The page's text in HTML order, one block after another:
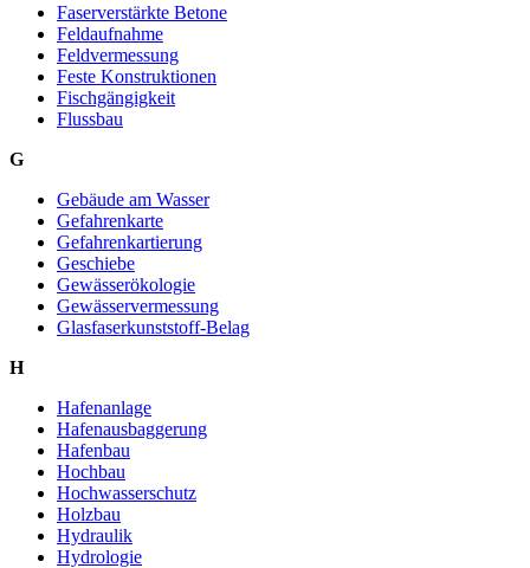
Faserverstärkte Betone
Feldaufnahme
Feldvermessung
Feste Konstruktionen
Fischgängigkeit
Flussbau
G
Gebäude am Wasser
Gefahrenkarte
Gefahrenkartierung
Geschiebe
Gewässerökologie
Gewässervermessung
Glasfaserkunststoff-Belag
H
Hafenanlage
Hafenausbaggerung
Hafenbau
Hochbau
Hochwasserschutz
Holzbau
Hydraulik
Hydrologie